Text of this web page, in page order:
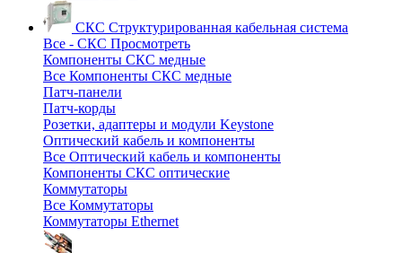
СКС Структурированная кабельная система
Все - СКС Просмотреть
Компоненты СКС медные
Все Компоненты СКС медные
Патч-панели
Патч-корды
Розетки, адаптеры и модули Keystone
Оптический кабель и компоненты
Все Оптический кабель и компоненты
Компоненты СКС оптические
Коммутаторы
Все Коммутаторы
Коммутаторы Ethernet